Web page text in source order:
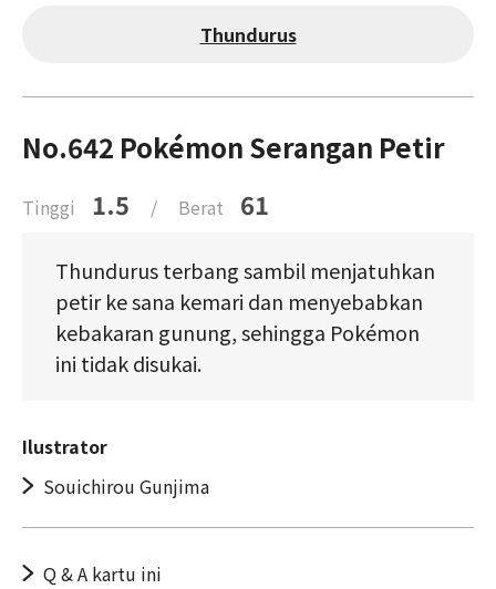
Thundurus
No.642 Pokémon Serangan Petir
Tinggi 1.5 / Berat 61
Thundurus terbang sambil menjatuhkan
petir ke sana kemari dan menyebabkan
kebakaran gunung, sehingga Pokémon
ini tidak disukai.
Ilustrator
Souichirou Gunjima
Q & A kartu ini